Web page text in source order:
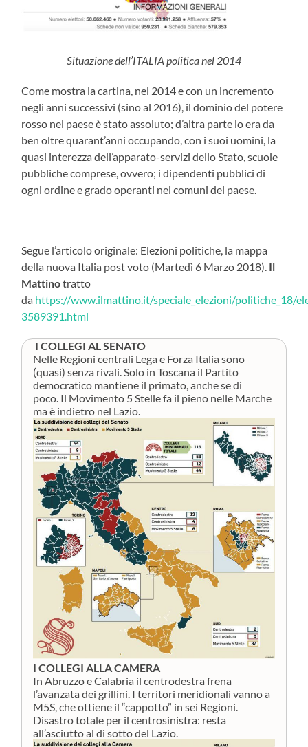
Situazione dell’ITALIA politica nel 2014
Come mostra la cartina, nel 2014 e con un incremento
negli anni successivi (sino al 2016), il dominio del potere
rosso nel paese è stato assoluto; d’altra parte lo era da
ben oltre quarant’anni occupando, con i suoi uomini, la
quasi interezza dell’apparato-servizi dello Stato, scuole
pubbliche comprese, ovvero; i dipendenti pubblici di
ogni ordine e grado operanti nei comuni del paese.
Segue l’articolo originale: Elezioni politiche, la mappa
della nuova Italia post voto (Martedì 6 Marzo 2018). Il
Mattinotratto
da https://www.ilmattino.it/speciale_elezioni/politiche_18/
3589391.html
I COLLEGI AL SENATO
Nelle Regioni centrali Lega e Forza Italia sono
(quasi) senza rivali. Solo in Toscana il Partito
democratico mantiene il primato, anche se di
poco. Il Movimento 5 Stelle fa il pieno nelle Marche
ma è indietro nel Lazio.
I COLLEGI ALLA CAMERA
In Abruzzo e Calabria il centrodestra frena
l’avanzata dei grillini. I territori meridionali vanno a
M5S, che ottiene il “cappotto” in sei Regioni.
Disastro totale per il centrosinistra: resta
all’asciutto al di sotto del Lazio.